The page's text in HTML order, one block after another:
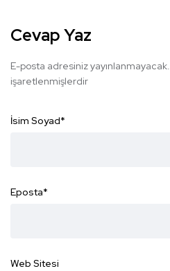
Cevap Yaz
E-posta adresiniz yayınlanmayacak.
işaretlenmişlerdir
İsim Soyad*
Eposta*
Web Sitesi